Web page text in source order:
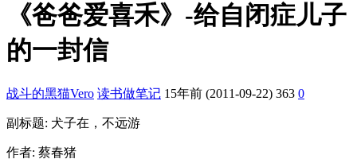
《爸爸爱喜禾》-给自闭症儿子
的一封信
战斗的黑猫Vero 读书做笔记 15年前 (2011-09-22) 363 0
副标题: 犬子在，不远游
作者: 蔡春猪